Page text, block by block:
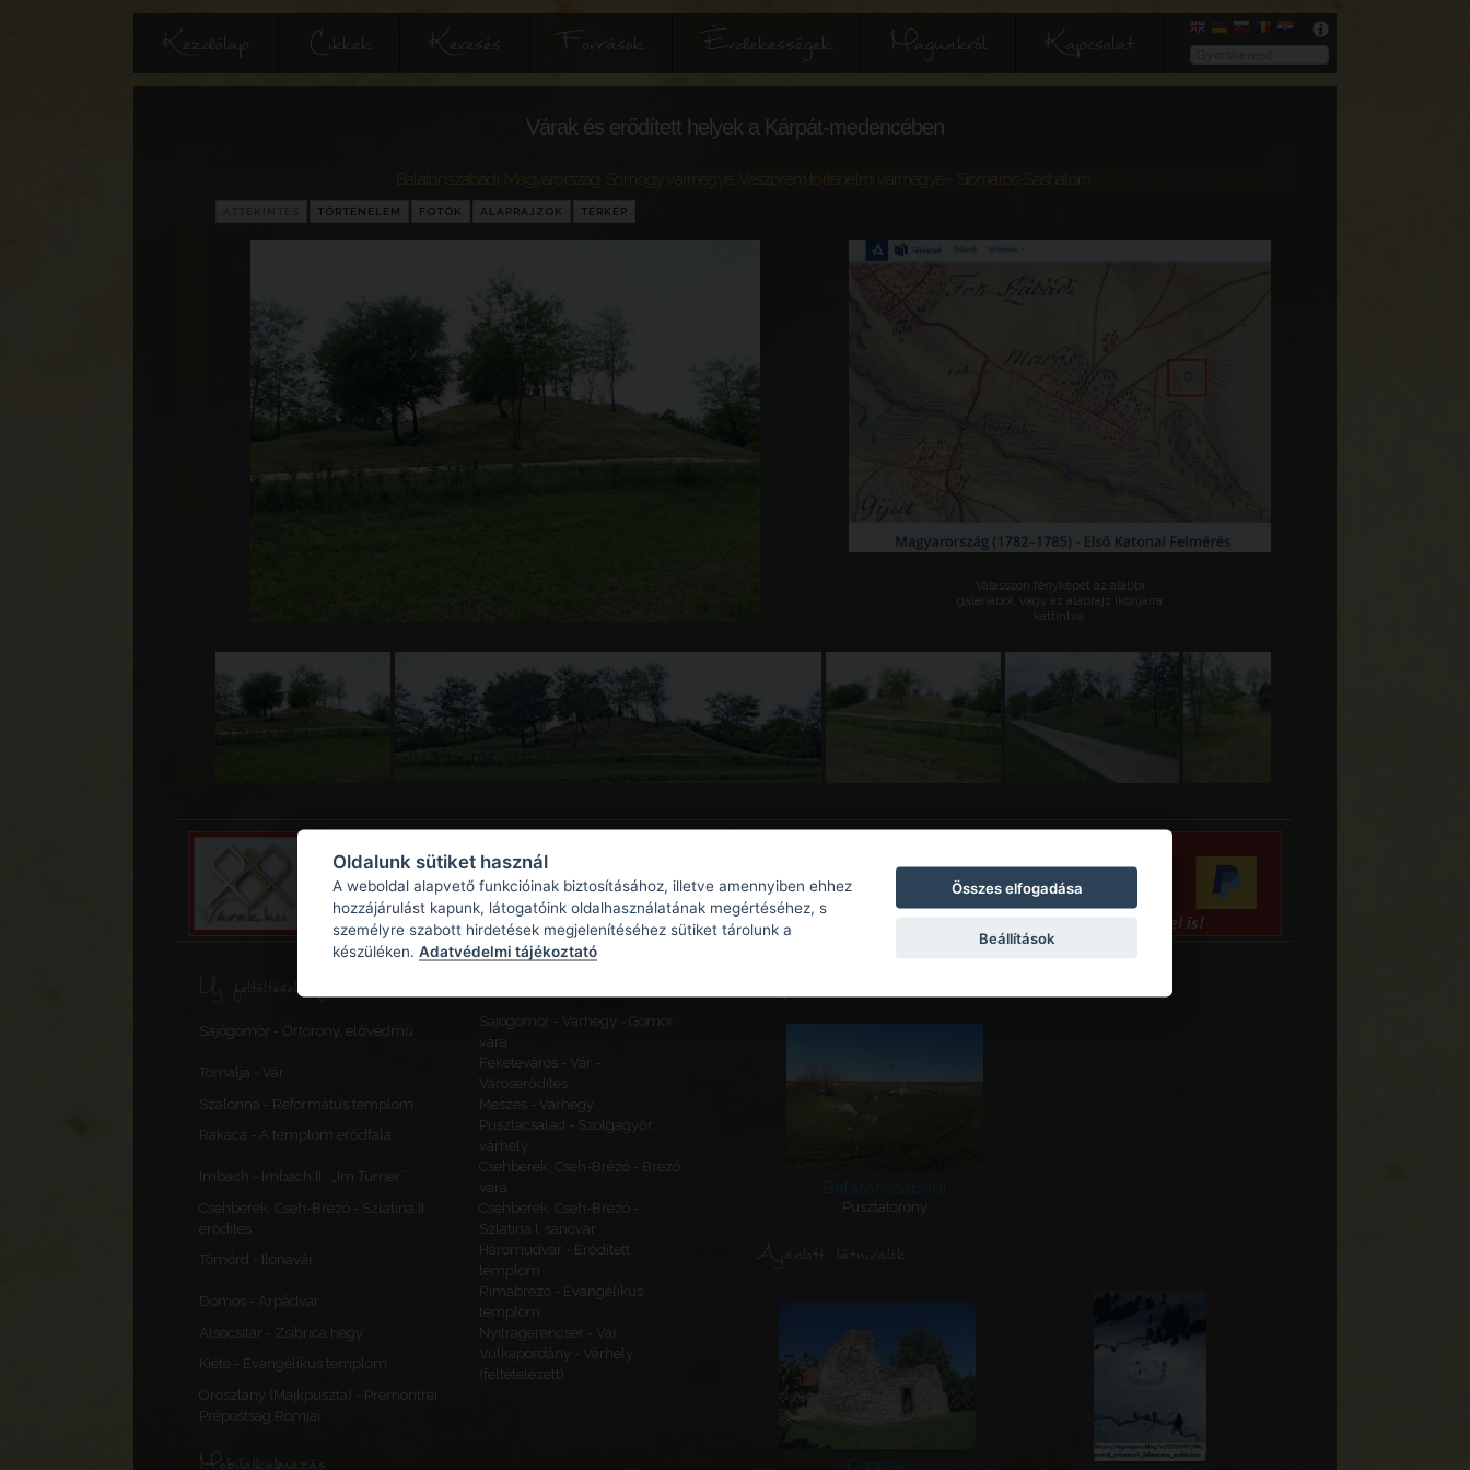
Kezdőlap Cikkek Keresés Források Érdekességek Magunkról Kapcsolat
Várak és erődített helyek a Kárpát-medencében
Balatonszabadi Magyarország Somogy vármegye Veszprém történelmi vármegye - Siómaros-Sashalom
TÖRTÉNELEM FOTÓK ALAPRAJZOK TÉRKÉP
Válasszon fényképet az alábbi
galériából, vagy az alaprajz ikonjaira
kattintva.
Új feltöltések, frissítések
Sajógömör - Őrtorony, elővédmű
Sajógömör - Várhegy - Gömör
vára
Tornalja - Vár
Feketeváros - Vár -
Városerődítés
Szalonna - Református templom
Meszes - Várhegy
Rakaca - A templom erődfala
Pusztacsalád - Szolgagyőr,
várhely
Imbach - Imbach II., „Im Turner”
Csehberek, Cseh-Brézó - Brezó
vára
Csehberek, Cseh-Brézó - Szlatina II.
erődítés
Csehberek, Cseh-Brézó -
Szlatina I. sáncvár
Tömörd - Ilonavár
Háromudvar - Erődített
templom
Dömös - Árpádvár
Rimabrézó - Evangélikus
templom
Alsócsitár - Zsibrica hegy
Nyitragerencsér - Vár
Kiéte - Evangélikus templom
Vulkapordány - Várhely
(feltételezett)
Oroszlány (Majkpuszta) - Premontrei
Prépostság Romjai
Mobilalkalmazás
Balatonszabadi
Pusztatorony
Ajánlott látnivalók
Csopak
Oldalunk sütiket használ
A weboldal alapvető funkcióinak biztosításához, illetve amennyiben ehhez
hozzájárulást kapunk, látogatóink oldalhasználatának megértéséhez, s
személyre szabott hirdetések megjelenítéséhez sütiket tárolunk a
készüléken. Adatvédelmi tájékoztató
Összes elfogadása
Beállítások